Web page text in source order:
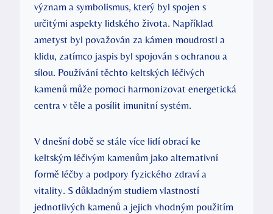
význam a symbolismus, který byl spojen s
určitými aspekty lidského života. Například
ametyst byl považován za kámen moudrosti a
klidu, zatímco jaspis byl spojován s ochranou a
sílou. Používání těchto keltských léčivých
kamenů může pomoci harmonizovat energetická
centra v těle a posílit imunitní systém.
V dnešní době se stále více lidí obrací ke
keltským léčivým kamenům jako alternativní
formě léčby a podpory fyzického zdraví a
vitality. S důkladným studiem vlastností
jednotlivých kamenů a jejich vhodným použitím